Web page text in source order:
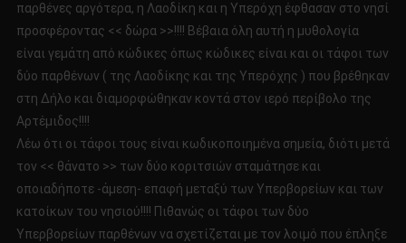
παρθένες αργότερα, η Λαοδίκη και η Υπερόχη έφθασαν στο νησί
προσφέροντας << δώρα >>!!!! Βέβαια όλη αυτή η μυθολογία
είναι γεμάτη από κώδικες όπως κώδικες είναι και οι τάφοι των
δύο παρθένων ( της Λαοδίκης και της Υπερόχης ) που βρέθηκαν
στη Δήλο και διαμορφώθηκαν κοντά στον ιερό περίβολο της
Αρτέμιδος!!!!
Λέω ότι οι τάφοι τους είναι κωδικοποιημένα σημεία, διότι μετά
τον << θάνατο >> των δύο κοριτσιών σταμάτησε και
οποιαδήποτε -άμεση- επαφή μεταξύ των Υπερβορείων και των
κατοίκων του νησιού!!!! Πιθανώς οι τάφοι των δύο
Υπερβορείων παρθένων να σχετίζεται με τον λοιμό που έπληξε